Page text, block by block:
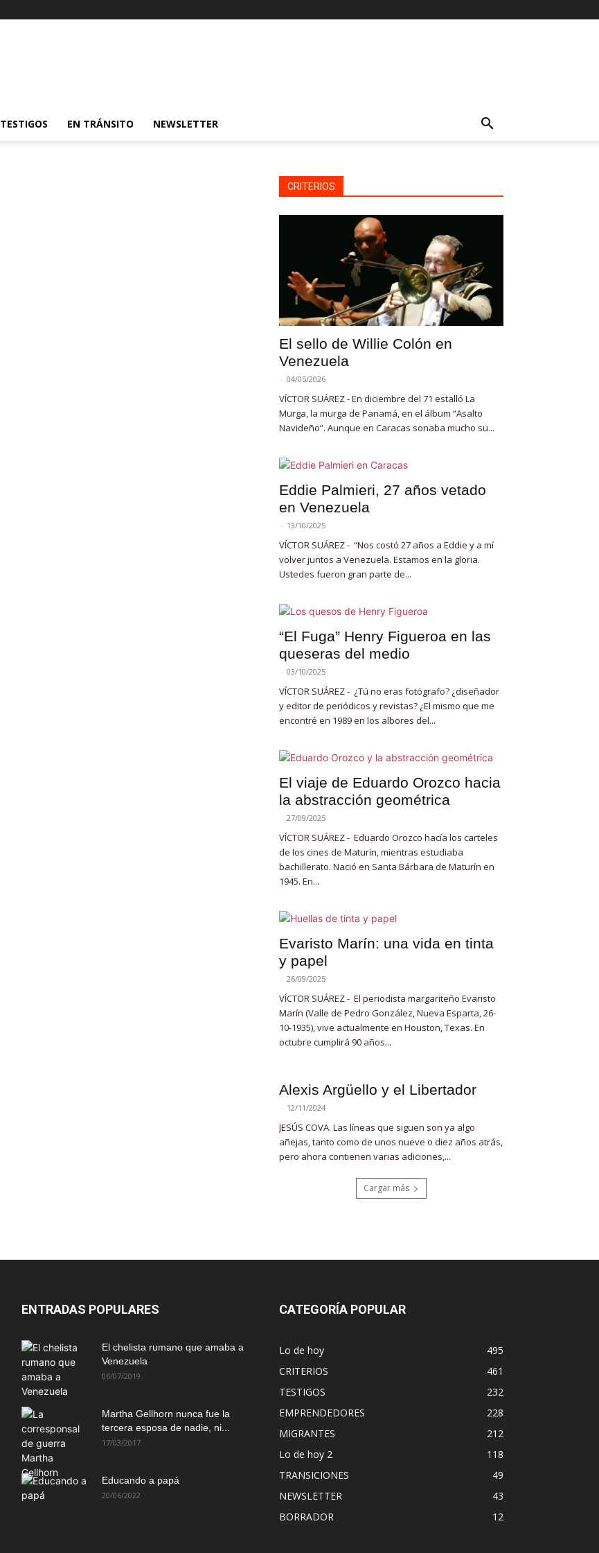
TESTIGOS EN TRÁNSITO NEWSLETTER
CRITERIOS
El sello de Willie Colón en
Venezuela
- 04/05/2026
VÍCTOR SUÁREZ - En diciembre del 71 estalló La
Murga, la murga de Panamá, en el álbum “Asalto
Navideño”. Aunque en Caracas sonaba mucho su...
Eddie Palmieri, 27 años vetado
en Venezuela
- 13/10/2025
VÍCTOR SUÁREZ - “Nos costó 27 años a Eddie y a mí
volver juntos a Venezuela. Estamos en la gloria.
Ustedes fueron gran parte de...
“El Fuga” Henry Figueroa en las
queseras del medio
- 03/10/2025
VÍCTOR SUÁREZ - ¿Tú no eras fotógrafo? ¿diseñador
y editor de periódicos y revistas? ¿El mismo que me
encontré en 1989 en los albores del...
El viaje de Eduardo Orozco hacia
la abstracción geométrica
- 27/09/2025
VÍCTOR SUÁREZ - Eduardo Orozco hacía los carteles
de los cines de Maturín, mientras estudiaba
bachillerato. Nació en Santa Bárbara de Maturín en
1945. En...
Evaristo Marín: una vida en tinta
y papel
- 26/09/2025
VÍCTOR SUÁREZ - El periodista margariteño Evaristo
Marín (Valle de Pedro González, Nueva Esparta, 26-
10-1935), vive actualmente en Houston, Texas. En
octubre cumplirá 90 años...
Alexis Argüello y el Libertador
- 12/11/2024
JESÚS COVA. Las líneas que siguen son ya algo
añejas, tanto como de unos nueve o diez años atrás,
pero ahora contienen varias adiciones,...
Cargar más
ENTRADAS POPULARES
El chelista rumano que amaba a
Venezuela
06/07/2019
Martha Gellhorn nunca fue la
tercera esposa de nadie, ni...
17/03/2017
Educando a papá
20/06/2022
CATEGORÍA POPULAR
Lo de hoy
495
CRITERIOS
461
TESTIGOS
232
EMPRENDEDORES
228
MIGRANTES
212
Lo de hoy 2
118
TRANSICIONES
49
NEWSLETTER
43
BORRADOR
12